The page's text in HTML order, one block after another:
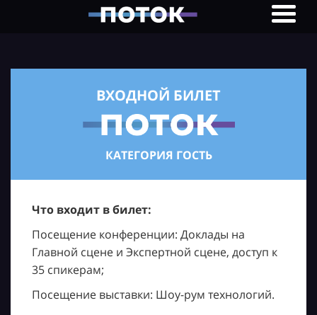
ВХОДНОЙ БИЛЕТ
КАТЕГОРИЯ ГОСТЬ
Что входит в билет:
Посещение конференции: Доклады на
Главной сцене и Экспертной сцене, доступ к
35 спикерам;
Посещение выставки: Шоу-рум технологий.